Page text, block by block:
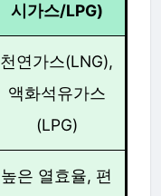
시가스/LPG)
천연가스(LNG),
액화석유가스
(LPG)
높은 열효율, 편